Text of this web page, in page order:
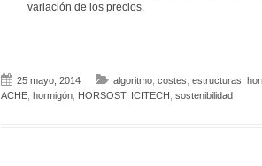
variación de los precios.
25 mayo, 2014 algoritmo, costes estructuras
ACHE, hormigón, HORSOST, ICITECH sostenibilidad